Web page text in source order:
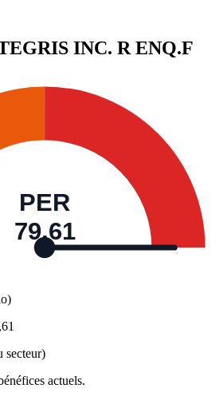
INC. RENQ.F
PER
79,61
secteur)
actuels.